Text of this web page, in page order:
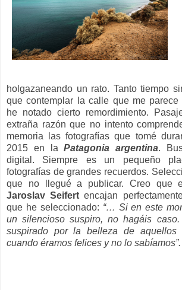
holgazaneando un rato. Tanto tiempo
que contemplar la calle que me parece
he notado cierto remordimiento.
extraña razón que no intento
memoria las fotografías que tomé
2015 en laPatagonia argentina.
digital. Siempre es un pequeño
fotografías de grandes recuerdos.
que no llegué a publicar. Creo que
Jaroslav Seifert encajan
que he seleccionado: “… Si en este
un silencioso suspiro, no hagáis
suspirado por la belleza de aquellos
cuando éramos felices y no lo sabíamos”.